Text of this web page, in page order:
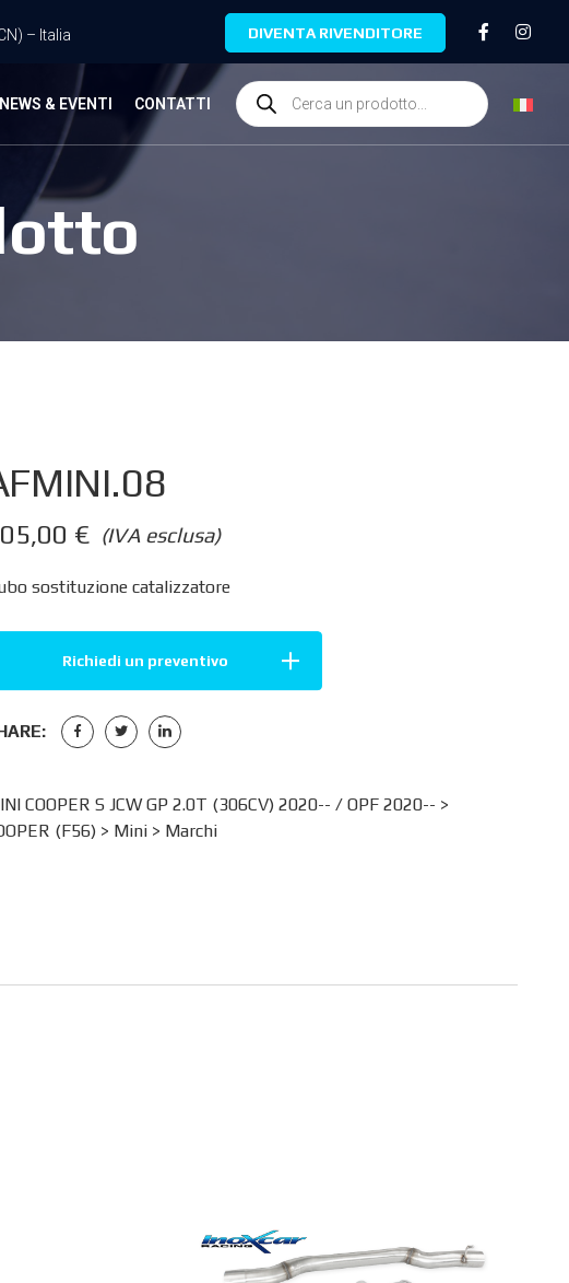
– Italia DIVENTA RIVENDITORE
NEWS & EVENTI CONTATTI
(IVA esclusa)
€
sostituzione catalizzatore
Richiedi un preventivo
COOPER S JCW GP 2.0T (306CV) 2020-- / OPF 2020-- >
(F56)> Mini> Marchi